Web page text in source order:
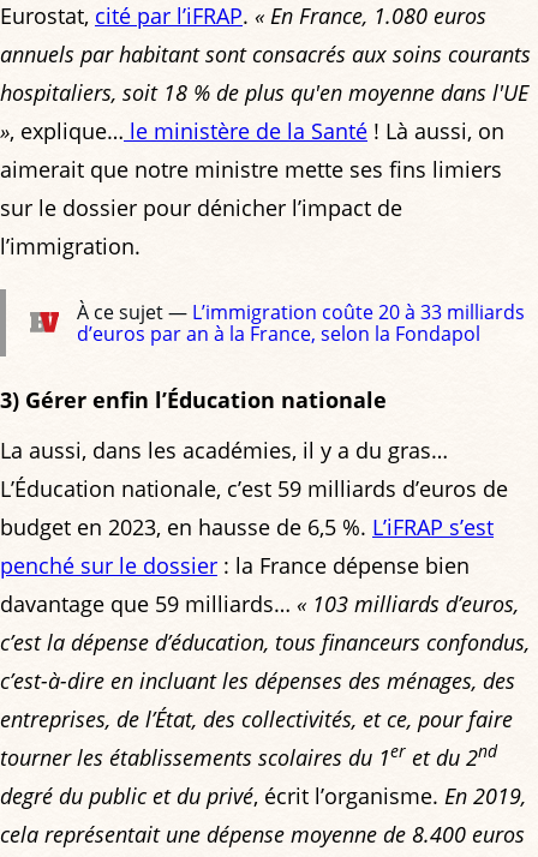
Eurostat, cité par l’iFRAP. « En France, 1.080 euros
annuels par habitant sont consacrés aux soins courants
hospitaliers, soit 18 % de plus qu'en moyenne dans l'UE
», explique… le ministère de la Santé ! Là aussi, on
aimerait que notre ministre mette ses fins limiers
sur le dossier pour dénicher l’impact de
l’immigration.
À ce sujet — L’immigration coûte 20 à 33 milliards
d’euros par an à la France, selon la Fondapol
3) Gérer enfin l’Éducation nationale
La aussi, dans les académies, il y a du gras…
L’Éducation nationale, c’est 59 milliards d’euros de
budget en 2023, en hausse de 6,5 %. L’iFRAP s’est
penché sur le dossier : la France dépense bien
davantage que 59 milliards… « 103 milliards d’euros,
c’est la dépense d’éducation, tous financeurs confondus,
c’est-à-dire en incluant les dépenses des ménages, des
entreprises, de l’État, des collectivités, et ce, pour faire
tourner les établissements scolaires du 1er et du 2nd
degré du public et du privé, écrit l’organisme. En 2019,
cela représentait une dépense moyenne de 8.400 euros